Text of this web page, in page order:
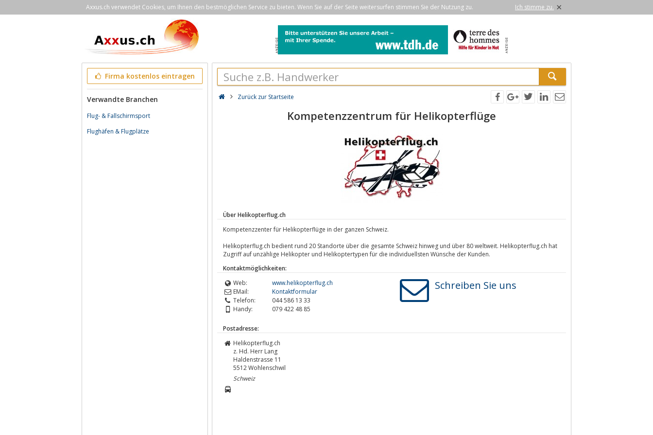
Axxus.ch verwendet Cookies, um Ihnen den bestmöglichen Service zu bieten. Wenn Sie auf der Seite weitersurfen stimmen Sie der Nutzung zu. Ich stimme zu. ×
Firma kostenlos eintragen
Verwandte Branchen
Flug- & Fallschirmsport
Flughäfen & Flugplätze
Zurück zur Startseite
Kompetenzzentrum für Helikopterflüge
Über Helikopterflug.ch
Kompetenzzenter für Helikopterflüge in der ganzen Schweiz.
Helikopterflug.ch bedient rund 20 Standorte über die gesamte Schweiz hinweg und über 80 weltweit. Helikopterflug.ch hat
Zugriff auf unzählige Helikopter und Helikoptertypen für die individuellsten Wünsche der Kunden.
Kontaktmöglichkeiten:
Web:
www.helikopterflug.ch
EMail:
Kontaktformular
Telefon:
044 586 13 33
Handy:
079 422 48 85
Schreiben Sie uns
Postadresse:
Helikopterflug.ch
z. Hd. Herr Lang
Haldenstrasse 11
5512Wohlenschwil
Schweiz